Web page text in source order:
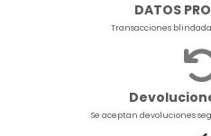
DATOS
Transacciones
Se aceptan devoluciones